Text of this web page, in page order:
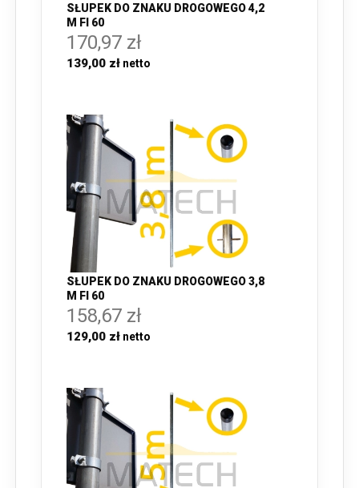
SŁUPEK DO ZNAKU DROGOWEGO 4,2
M FI 60
170,97 zł
139,00 zł
SŁUPEK DO ZNAKU DROGOWEGO 3,8
M FI 60
158,67 zł
129,00 zł